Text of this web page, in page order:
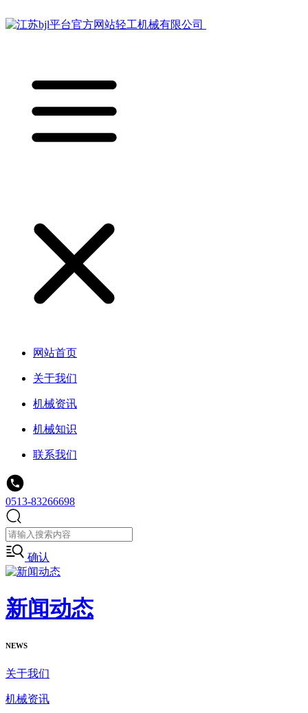
网站首页
关于我们
机械资讯
机械知识
联系我们
0513-83266698
确认
新闻动态
NEWS
关于我们
机械资讯